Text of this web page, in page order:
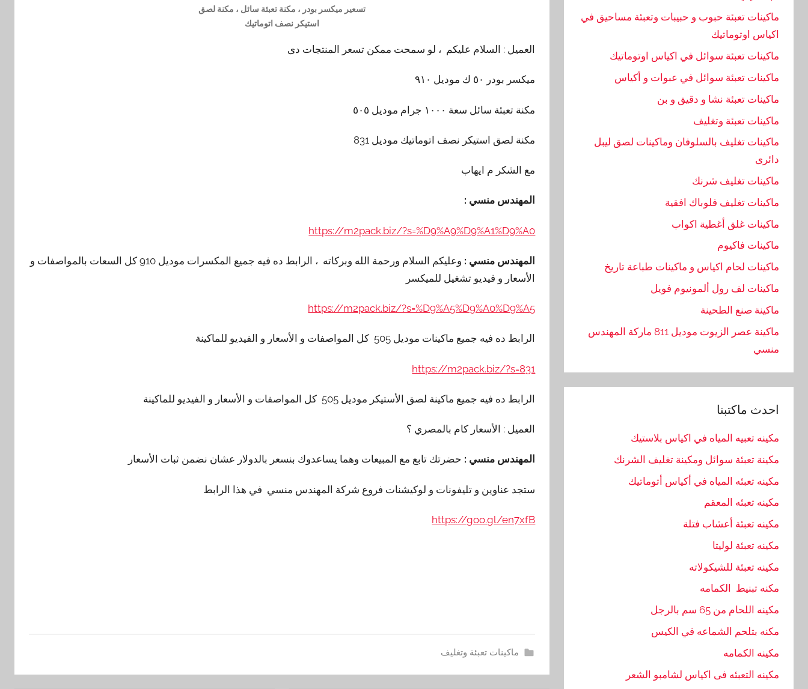
تسعير ميكسر بودر ، مكنة تعبئة سائل ، مكنة لصق
استيكر نصف اتوماتيك
العميل : السلام عليكم ، لو سمحت ممكن تسعر المنتجات دى
ميكسر بودر ٥٠ ك موديل ٩١٠
مكنة تعبئة سائل سعة ١٠٠٠ جرام موديل ٥٠٥
مكنة لصق استيكر نصف اتوماتيك موديل 831
مع الشكر م ايهاب
المهندس منسي :
https://m2pack.biz/?s=%D9%A9%D9%A1%D9%A0
المهندس منسي :
وعليكم السلام ورحمة الله وبركاته ، الرابط ده فيه جميع المكسرات موديل 910 كل السعات بالمواصفات و
الأسعار و فيديو تشغيل للميكسر
https://m2pack.biz/?s=%D9%A5%D9%A0%D9%A5
الرابط ده فيه جميع ماكينات موديل 505 كل المواصفات و الأسعار و الفيديو للماكينة
https://m2pack.biz/?s=831
الرابط ده فيه جميع ماكينة لصق الأستيكر موديل 505 كل المواصفات و الأسعار و الفيديو للماكينة
العميل : الأسعار كام بالمصري ؟
المهندس منسي : حضرتك تابع مع المبيعات وهما يساعدوك بنسعر بالدولار عشان نضمن ثبات الأسعار
ستجد عناوين و تليفونات و لوكيشنات فروع شركة المهندس منسي في هذا الرابط
https://goo.gl/en7xfB
ماكينات تعبئة وتغليف
ماكينات تعبئة حبوب و حبيبات وتعبئة مساحيق في
اكياس اوتوماتيك
ماكينات تعبئة سوائل في اكياس اوتوماتيك
ماكينات تعبئة سوائل في عبوات و أكياس
ماكينات تعبئة نشا و دقيق و بن
ماكينات تعبئة وتغليف
ماكينات تغليف بالسلوفان وماكينات لصق ليبل
دائرى
ماكينات تغليف شرنك
ماكينات تغليف فلوباك افقية
ماكينات غلق أغطية اكواب
ماكينات فاكيوم
ماكينات لحام اكياس و ماكينات طباعة تاريخ
ماكينات لف رول ألمونيوم فويل
ماكينة صنع الطحينة
ماكينة عصر الزيوت موديل 811 ماركة المهندس
منسي
احدث ماكتبنا
مكينه تعبيه المياه في اكياس بلاستيك
مكينة تعبئة سوائل ومكينة تغليف الشرنك
مكينه تعبئه المياه في أكياس أتوماتيك
مكينه تعبئه المعقم
مكينه تعبئة أعشاب فتلة
مكينه تعبئة لوليتا
مكينه تعبئة للشيكولاته
مكنه تبنيط الكمامه
مكينه اللحام من 65 سم بالرجل
مكنه بتلحم الشماعه في الكيس
مكينه الكمامه
مكينه التعبئه فى اكياس لشامبو الشعر